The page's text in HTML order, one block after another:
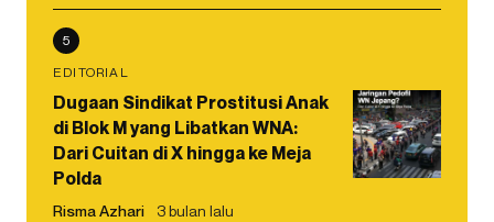
5
EDITORIAL
Dugaan Sindikat Prostitusi Anak
di Blok M yang Libatkan WNA:
Dari Cuitan di X hingga ke Meja
Polda
Risma Azhari 3 bulan lalu